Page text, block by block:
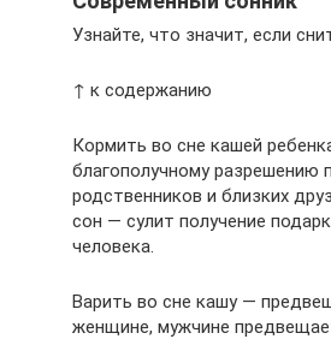
Узнайте, что значит, если
↑ к содержанию
Кормить во сне кашей
благополучному
родственников и близких
сон — сулит получение
человека.
Варить во сне кашу —
женщине, мужчине